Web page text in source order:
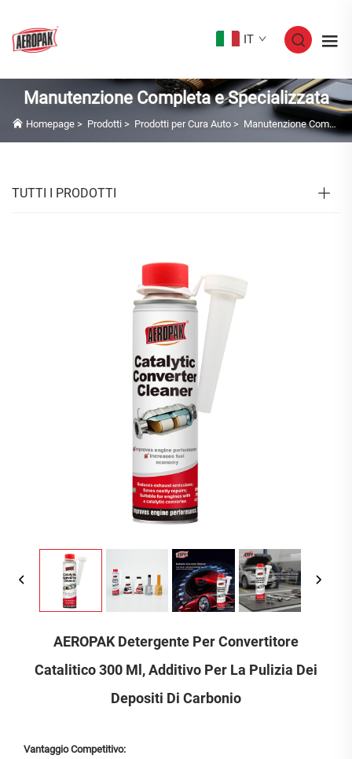
IT
Manutenzione Completa e Specializzata
Homepage > Prodotti > Prodotti per Cura Auto > Manutenzione Completa e Specializzata
TUTTI I PRODOTTI
AEROPAK Detergente Per Convertitore
Catalitico 300 Ml, Additivo Per La Pulizia Dei
Depositi Di Carbonio
Vantaggio Competitivo: